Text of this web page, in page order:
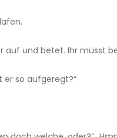
auf und betet. Ihr müsst
er so aufgeregt?“